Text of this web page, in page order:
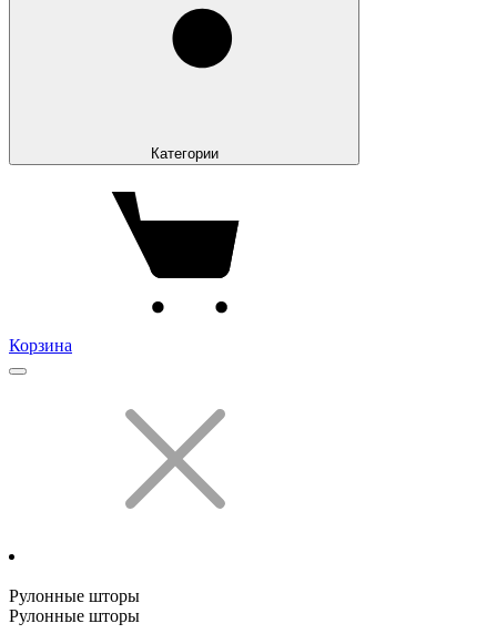
Категории
Корзина
Рулонные шторы
Рулонные шторы